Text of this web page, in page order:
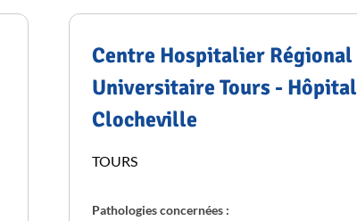
Centre Hospitalier Régional
Universitaire Tours - Hôpital
Clocheville
TOURS
Pathologies concernées :